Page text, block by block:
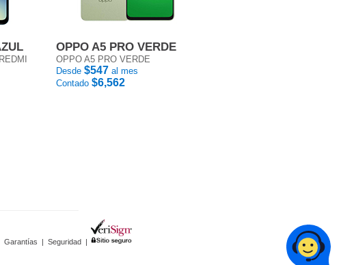
OPPO A5 PRO VERDE
OPPO A5 PRO VERDE
Desde $547 al mes
Contado $6,562
Garantías | Seguridad |